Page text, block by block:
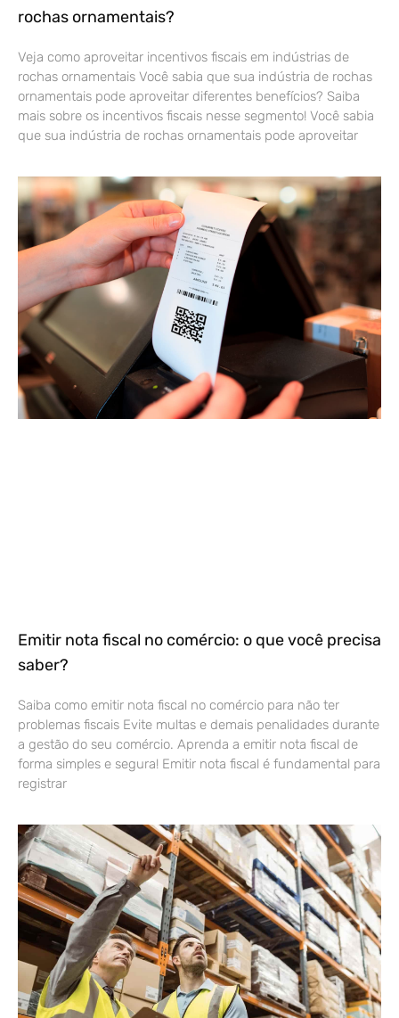
rochas ornamentais?
Veja como aproveitar incentivos fiscais em indústrias de
rochas ornamentais Você sabia que sua indústria de rochas
ornamentais pode aproveitar diferentes benefícios? Saiba
mais sobre os incentivos fiscais nesse segmento! Você sabia
que sua indústria de rochas ornamentais pode aproveitar
Emitir nota fiscal no comércio: o que você precisa
saber?
Saiba como emitir nota fiscal no comércio para não ter
problemas fiscais Evite multas e demais penalidades durante
a gestão do seu comércio. Aprenda a emitir nota fiscal de
forma simples e segura! Emitir nota fiscal é fundamental para
registrar